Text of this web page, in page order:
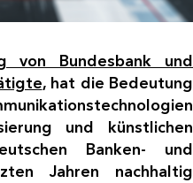
von Bundesbank und
, hat die Bedeutung
und künstlichen
Banken- und
Jahren nachhaltig